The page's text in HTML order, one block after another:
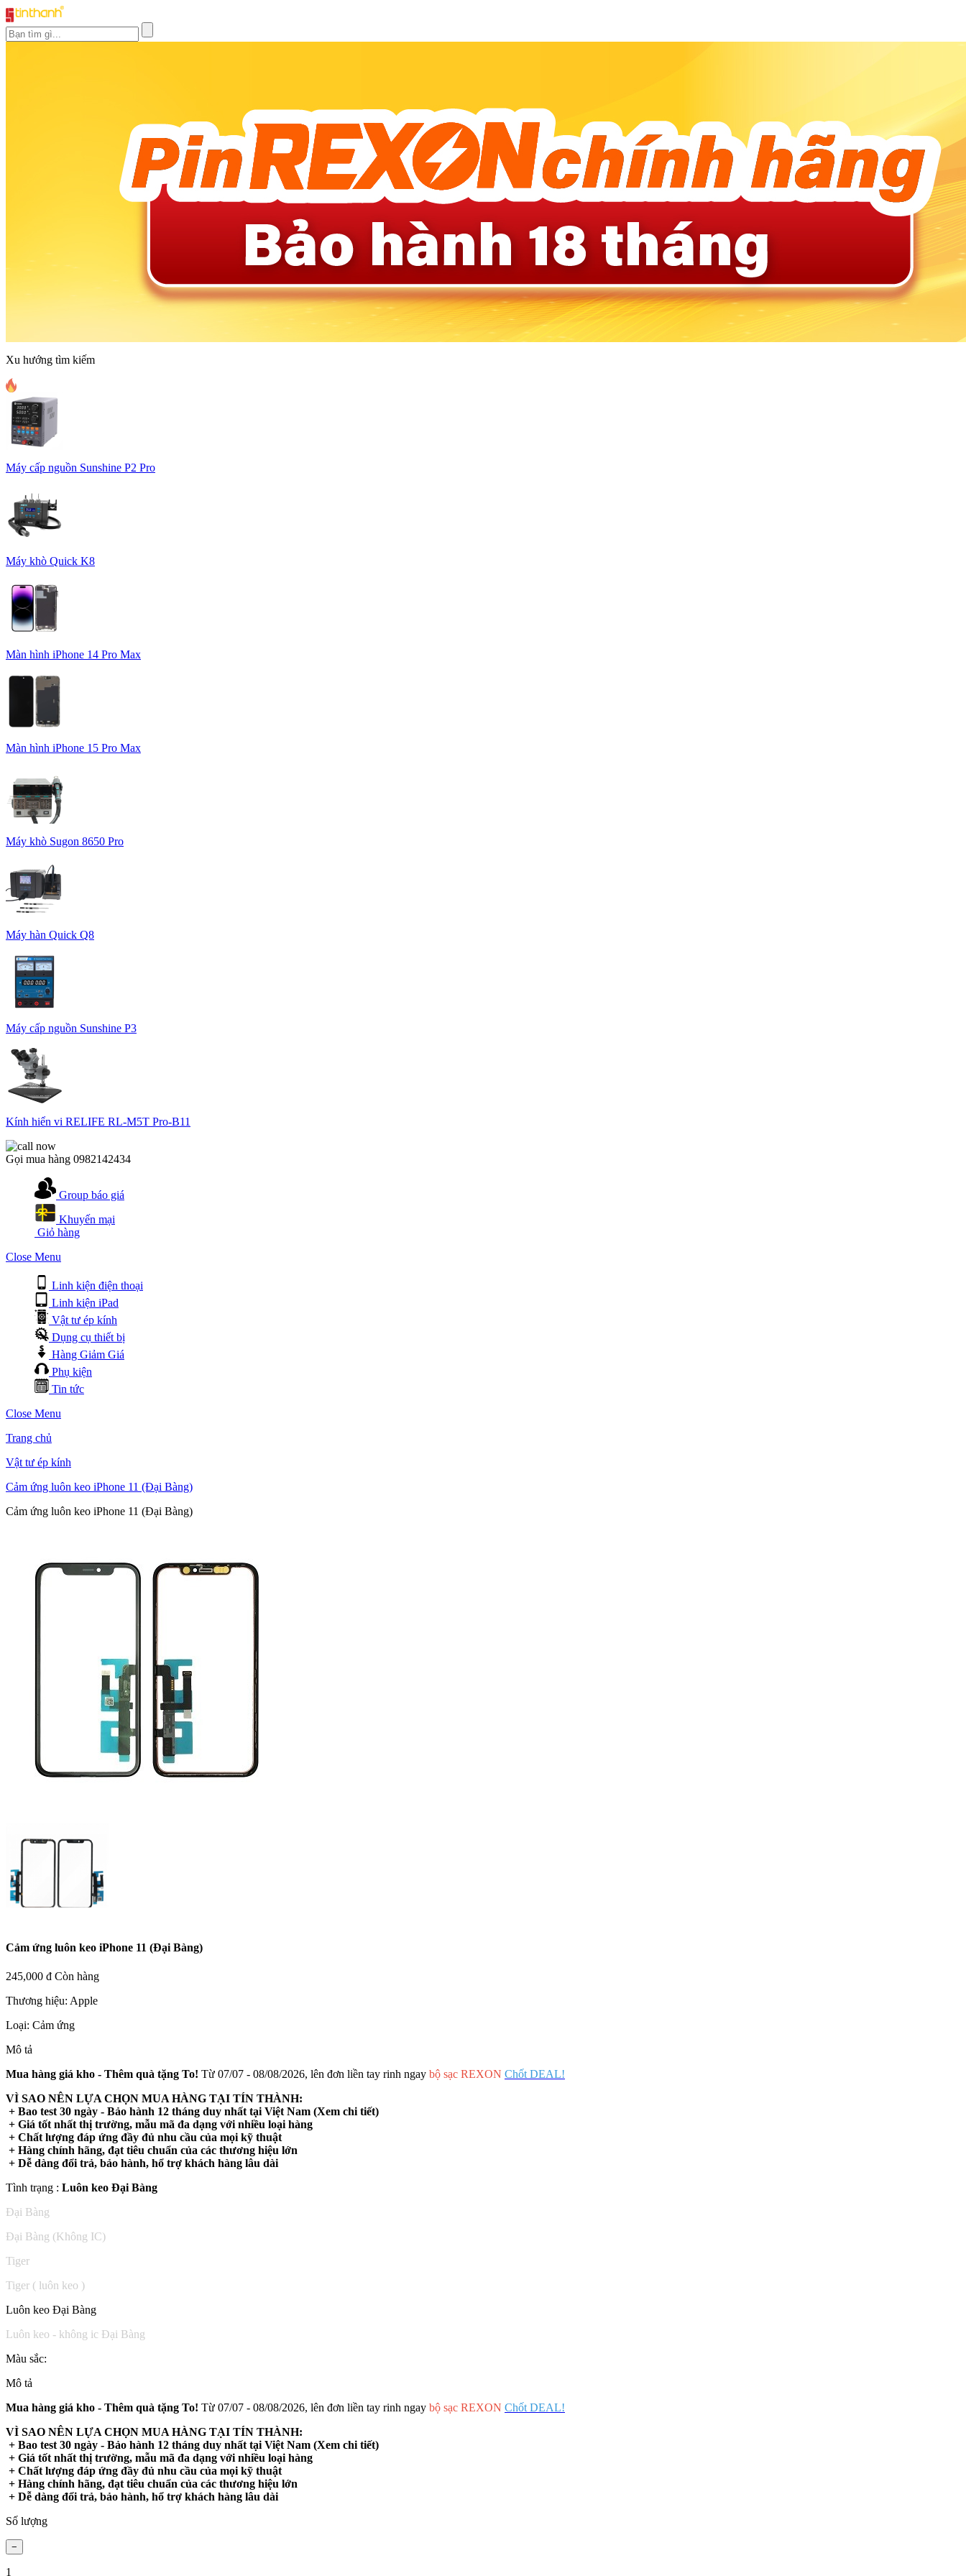
Xu hướng tìm kiếm
Máy cấp nguồn Sunshine P2 Pro
Máy khò Quick K8
Màn hình iPhone 14 Pro Max
Màn hình iPhone 15 Pro Max
Máy khò Sugon 8650 Pro
Máy hàn Quick Q8
Máy cấp nguồn Sunshine P3
Kính hiển vi RELIFE RL-M5T Pro-B11
Gọi mua hàng 0982142434
Group báo giá
Khuyến mại
Giỏ hàng
Close Menu
Linh kiện điện thoại
Linh kiện iPad
Vật tư ép kính
Dụng cụ thiết bị
Hàng Giảm Giá
Phụ kiện
Tin tức
Close Menu
Trang chủ
Vật tư ép kính
Cảm ứng luôn keo iPhone 11 (Đại Bàng)
Cảm ứng luôn keo iPhone 11 (Đại Bàng)
Cảm ứng luôn keo iPhone 11 (Đại Bàng)
245,000 đ Còn hàng
Thương hiệu: Apple
Loại: Cảm ứng
Mô tả
Mua hàng giá kho - Thêm quà tặng To! Từ 07/07 - 08/08/2026, lên đơn liền tay rinh ngay bộ sạc REXON Chốt DEAL!
VÌ SAO NÊN LỰA CHỌN MUA HÀNG TẠI TÍN THÀNH:
+ Bao test 30 ngày - Bảo hành 12 tháng duy nhất tại Việt Nam (Xem chi tiết)
+ Giá tốt nhất thị trường, mẫu mã đa dạng với nhiều loại hàng
+ Chất lượng đáp ứng đầy đủ nhu cầu của mọi kỹ thuật
+ Hàng chính hãng, đạt tiêu chuẩn của các thương hiệu lớn
+ Dễ dàng đổi trả, bảo hành, hổ trợ khách hàng lâu dài
Tình trạng : Luôn keo Đại Bàng
Đại Bàng
Đại Bàng (Không IC)
Tiger
Tiger ( luôn keo )
Luôn keo Đại Bàng
Luôn keo - không ic Đại Bàng
Màu sắc:
Mô tả
Mua hàng giá kho - Thêm quà tặng To! Từ 07/07 - 08/08/2026, lên đơn liền tay rinh ngay bộ sạc REXON Chốt DEAL!
VÌ SAO NÊN LỰA CHỌN MUA HÀNG TẠI TÍN THÀNH:
+ Bao test 30 ngày - Bảo hành 12 tháng duy nhất tại Việt Nam (Xem chi tiết)
+ Giá tốt nhất thị trường, mẫu mã đa dạng với nhiều loại hàng
+ Chất lượng đáp ứng đầy đủ nhu cầu của mọi kỹ thuật
+ Hàng chính hãng, đạt tiêu chuẩn của các thương hiệu lớn
+ Dễ dàng đổi trả, bảo hành, hổ trợ khách hàng lâu dài
Số lượng
1